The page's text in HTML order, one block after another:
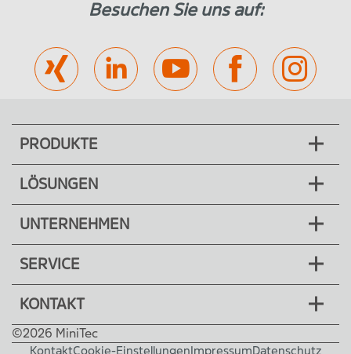
Besuchen Sie uns auf:
PRODUKTE
LÖSUNGEN
UNTERNEHMEN
SERVICE
KONTAKT
©2026 MiniTec
KontaktCookie-Einstellungen ImpressumDatenschutz